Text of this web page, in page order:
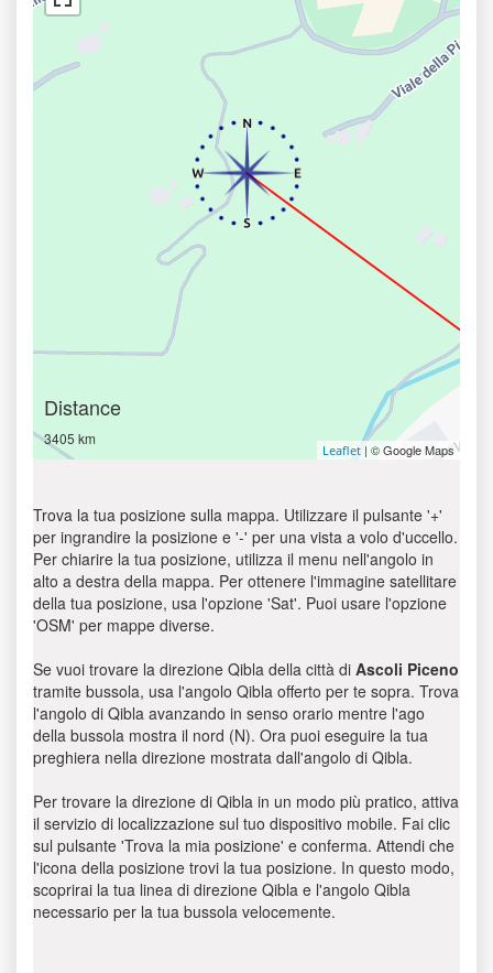
Distance
3405 km
Leaflet | © Google Maps
Trova la tua posizione sulla mappa. Utilizzare il pulsante '+'
per ingrandire la posizione e '-' per una vista a volo d'uccello.
Per chiarire la tua posizione, utilizza il menu nell'angolo in
alto a destra della mappa. Per ottenere l'immagine satellitare
della tua posizione, usa l'opzione 'Sat'. Puoi usare l'opzione
'OSM' per mappe diverse.
Se vuoi trovare la direzione Qibla della città di Ascoli Piceno
tramite bussola, usa l'angolo Qibla offerto per te sopra. Trova
l'angolo di Qibla avanzando in senso orario mentre l'ago
della bussola mostra il nord (N). Ora puoi eseguire la tua
preghiera nella direzione mostrata dall'angolo di Qibla.
Per trovare la direzione di Qibla in un modo più pratico, attiva
il servizio di localizzazione sul tuo dispositivo mobile. Fai clic
sul pulsante 'Trova la mia posizione' e conferma. Attendi che
l'icona della posizione trovi la tua posizione. In questo modo,
scoprirai la tua linea di direzione Qibla e l'angolo Qibla
necessario per la tua bussola velocemente.